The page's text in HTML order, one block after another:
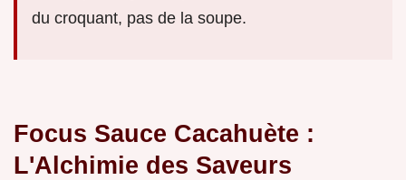
du croquant, pas de la soupe.
Focus Sauce Cacahuète :
L'Alchimie des Saveurs